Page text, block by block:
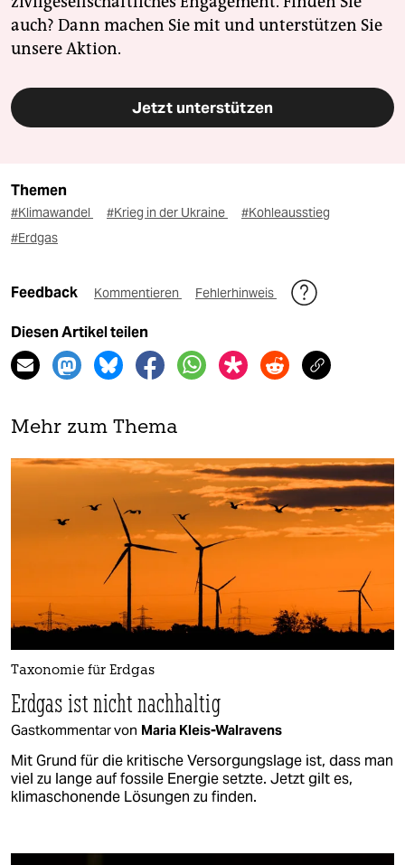
auch? Dann machen Sie mit und unterstützen Sie
unsere Aktion.
Jetzt unterstützen
Themen
#Klimawandel #Krieg in der Ukraine
#Kohleausstieg
#Erdgas
Feedback Kommentieren Fehlerhinweis
Diesen Artikel teilen
Mehr zum Thema
Taxonomie für Erdgas
Erdgas ist nicht nachhaltig
Gastkommentar von Maria Kleis-Walravens
Mit Grund für die kritische Versorgungslage ist, dass man
viel zu lange auf fossile Energie setzte. Jetzt gilt es,
klimaschonende Lösungen zu finden.